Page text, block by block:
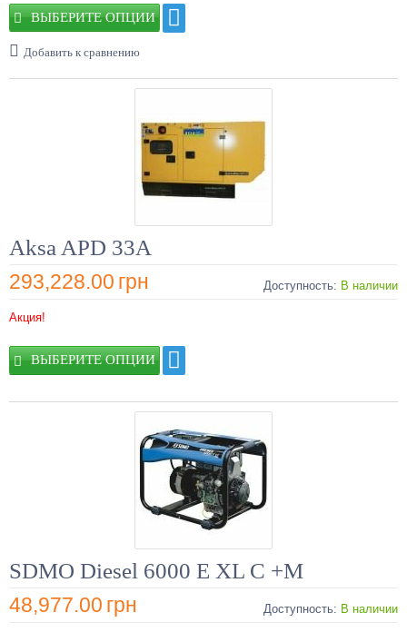
ВЫБЕРИТЕ ОПЦИИ
Добавить к сравнению
Aksa APD 33A
293,228.00 грн Доступность: В наличии
Акция!
ВЫБЕРИТЕ ОПЦИИ
SDMO Diesel 6000 E XL C +M
48,977.00 грн Доступность: В наличии